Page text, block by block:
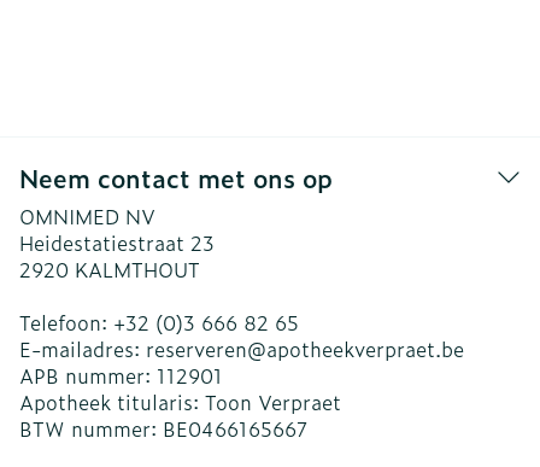
Neem contact met ons op
OMNIMED NV
Heidestatiestraat 23
2920 KALMTHOUT
Telefoon: +32 (0)3 666 82 65
E-mailadres: reserveren@apotheekverpraet.be
APB nummer: 112901
Apotheek titularis: Toon Verpraet
BTW nummer: BE0466165667